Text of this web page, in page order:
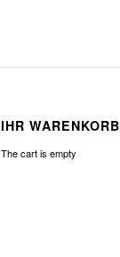
IHR WARENKORB
The cart is empty